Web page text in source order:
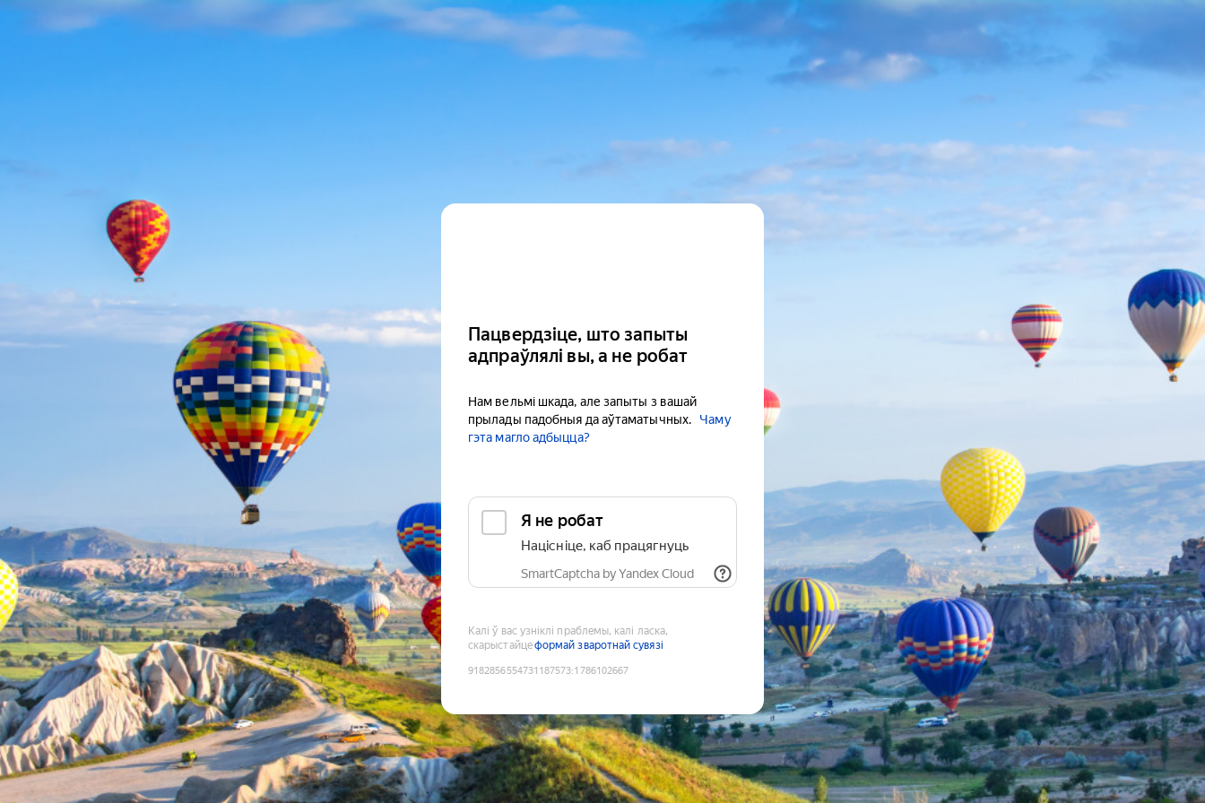
Пацвердзіце, што запыты
адпраўлялі вы, а не робат
Нам вельмі шкада, але запыты з вашай
прылады падобныя да аўтаматычных.
Чаму
гэта магло адбыцца?
Я не робат
Націсніце, каб працягнуць
SmartCaptcha by Yandex Cloud
Калі ў вас узніклі праблемы, калі ласка,
скарыстайцеформай зваротнай сувязі
9182856554731187573:1786102667